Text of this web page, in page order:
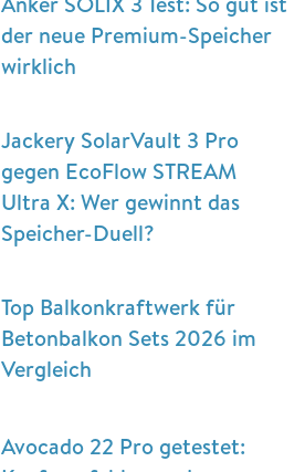
der neue Premium-Speicher
wirklich
Jackery SolarVault 3 Pro
gegen EcoFlow STREAM
Ultra X: Wer gewinnt das
Speicher-Duell?
Top Balkonkraftwerk für
Betonbalkon Sets 2026 im
Vergleich
Avocado 22 Pro getestet: